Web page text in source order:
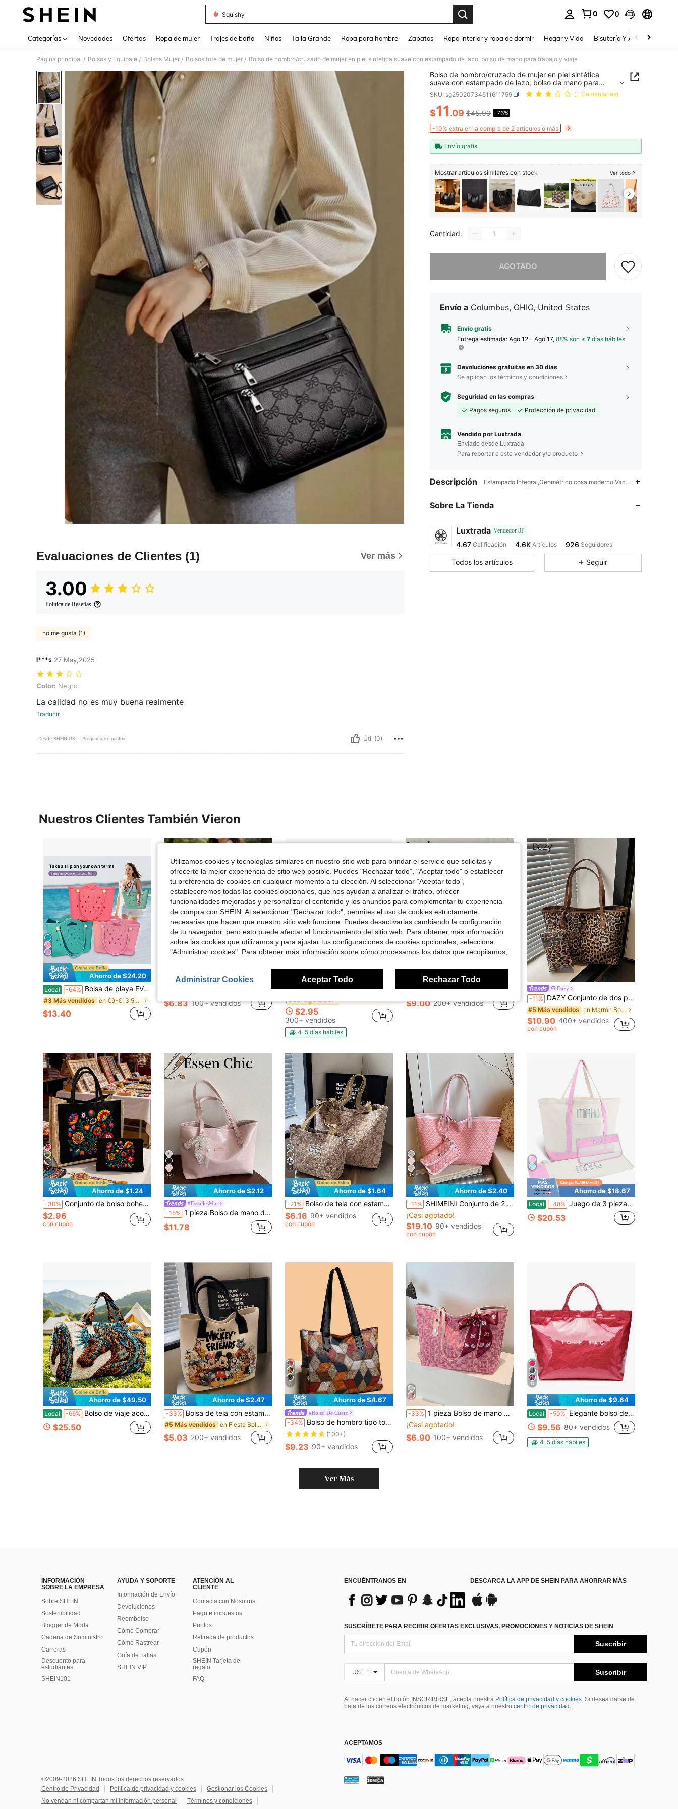
Squishy
0 0
Categorías Novedades Ofertas Ropa de mujer Trajes de baño Niños Talla Grande Ropa para hombre Zapatos Ropa interior y ropa de dormir Hogar y Vida Bisutería Y Accesorios
Página principal / Bolsos y Equipaje / Bolsos Mujer / Bolsos tote de mujer / Bolso de hombro/cruzado de mujer en piel sintética suave con estampado de lazo, bolso de mano para trabajo y viaje
Evaluaciones de Clientes (1) Ver más
3.00
Política de Reseñas
no me gusta (1)
l***s 27 May,2025
Color: Negro
Color: Negro
La calidad no es muy buena realmente
Traducir
Desde SHEIN US Programa de puntos Útil (0)
Bolso de hombro/cruzado de mujer en piel sintética
suave con estampado de lazo, bolso de mano para
trabajo y viaje
SKU: sg25020734511611759 (1 Comentarios)
PRICE AND AVAILABILITY
$11.09 $45.99 -76%
-10% extra en la compra de 2 artículos o más
Envío gratis
Mostrar artículos similares con stock Ver todo
Cantidad:
AGOTADO
Lo sentimos, este producto está agotado.
Envío a Columbus, OHIO, United States
Envío gratis
Entrega estimada: Ago 12 - Ago 17, 88% son ≤ 7 días hábiles
Devoluciones gratuitas en 30 días
Se aplican los términos y condiciones
Seguridad en las compras
Pagos seguros
Protección de privacidad
Vendido por Luxtrada
Enviado desde Luxtrada
Para reportar a este vendedor y/o producto
Descripción Estampado Integral,Geométrico,cosa,moderno,Vacación,De
Sobre La Tienda
Luxtrada Vendedor 3P
4.67
4.67
Calificación 4.6K
b***9pagó Hace 1 día
4.67
Todos los artículos Seguir
Nuestros Clientes También Vieron
Ahorro de $24.20
Local -64% Bolsa de playa EVA 2025, pequeña y moderna bolsa cuadrada, impermeable, con agujeros de EVA, estilo americano, bolsa de almacenamiento para mujer, regalo perfecto para hombres y mujeres.
#3 Más vendidos en €9-€13.50 Bolsos tote de mujer
$13.40
Ahorro de $3.37
$6.83 100+ vendidos
Local -45% 2026 Bolsa de playa grande de malla para mujer, a prueba de arena, con bolsillos con cremallera y fondo anti-arena para vacaciones, esenciales de verano, piscina y viajes (Caqui)
#5 Más vendidos
#5 Más vendidos en 40%-50% off Bolsos tote de mujer
¡Casi agotado!
#5 Más vendidos en 40%-50% off Bolsos tote de mujer
¡Casi agotado!
#5 Más vendidos en 40%-50% off Bolsos tote de mujer
¡Casi agotado!
$2.95
300+ vendidos
4-5 días hábiles
Ahorro de $1.10
-11% Bolso de mano elegante clásico, bolso de tote para mujer, material de alta calidad, regalo del Día de San Valentín
$9.00 200+ vendidos
Dazy
-11% DAZY Conjunto de dos piezas de bolsos de mujer de gran capacidad con estampado de leopardo, bolsos de hombro de PU retro de moda, adecuados para estudiantes universitarias, principiantes y familias de cuello blanco, apropiados para la oficina, la universidad, el trabajo, los negocios, los desplazamientos, al aire libre, los viajes, las salidas, bolso de mujer con estampado de guepardo y estampado de leopardo
#5 Más vendidos en Marrón Bolsos De Mano Para Mujer
$10.90 400+ vendidos
con cupón
7
Ahorro de $1.24
-30% Conjunto de bolso bohemio con estampado floral, conjunto de bolso y cartera de mujer, decoración minimalista, estilo de impresión mexicana que incluye bolso de tela y monedero, bolso de mujer de gran capacidad con estilo de arte europeo oriental, bolsa de almacenamiento de cosméticos, bolso de tela grande y minimalista, bolsa de compras casual portátil, bolsa de compras multifuncional. Pequeño regalo para la escuela, el campus y los viajes, el Día de la Madre, el Día de San Valentín
$2.96
con cupón
20
Ahorro de $2.12
#DetallesMar
-15% 1 pieza Bolso de mano de unicolor de PU con decoración de perla rosa, bolso de hombro de gran capacidad para mujer, nueva llegada de primavera
$11.78
5
Ahorro de $1.64
-21% Bolso de tela con estampado floral vintage (grande/pequeño), bolso de mano de lona con estampado floral, bolso de hombro portátil de almacenamiento para ir al trabajo, bolso de lona con flores, bolso de estudiante de gran capacidad, bolso multiusos bordado con flores
$6.16 90+ vendidos
con cupón
17
Ahorro de $2.40
-11% SHIMEINI Conjunto de 2 piezas 2026 Nuevo Moda Europea y Americana Monograma Colorblock Bolso Tote de Gran Capacidad Bolso de Viaje Bolso de Compras Adecuado para Uso Diario de Mujeres Mochila Estudiante Regreso a Clases Vacaciones Viaje Festivo Citas Regalo
¡Casi agotado!
$19.10 90+ vendidos
con cupón
Ahorro de $18.67
Local -48% Juego de 3 piezas de bolsas de lona vacías para Mahjong, bordadas, con diseño de juego de Mahjong americano, incluye bolsa para fichas, soportes y empujadores. Bolsas con cordón ajustable.
$20.53
Ahorro de $49.50
Local -66% Bolso de viaje acolchado con bordado de caballo boho, bolso de gran capacidad con patrón de tótem vintage para camping, fin de semana y almacenamiento al aire libre
$25.50
Ahorro de $2.47
-33% Bolsa de tela con estampado de Stitch de Disney de dibujos animados lindos para volver a la escuela, material de lona adecuado para compras diarias y reuniones de mujeres, bolsa de estilo casual
#5 Más vendidos en Fiesta Bolsos De Mano Para Mujer
$5.03 200+ vendidos
8
Ahorro de $4.67
#Bolso De Cuero
-34% Bolso de hombro tipo tote de PU de color para mujer, bolsa literaria de compras y de libros para mujeres o estudiantes, perfecto para libros, compras y talla grande
(100+)
$9.23 90+ vendidos
-33% 1 pieza Bolso de mano de mujer de gran capacidad con decoración de letra floral vintage blanca de metal y PU
¡Casi agotado!
$6.90 100+ vendidos
11
Ahorro de $9.64
Local -50% Elegante bolso de PVC para mujer: un bolso elegante y moderno que realza tu estilo.
$9.56 80+ vendidos
4-5 días hábiles
Ver Más
INFORMACIÓN
SOBRE LA EMPRESA
Sobre SHEIN
Sostenibilidad
Blogger de Moda
Cadena de Suministro
Carreras
Descuento para
estudiantes
SHEIN101
AYUDA Y SOPORTE
Información de Envío
Devoluciones
Reembolso
Cómo Comprar
Cómo Rastrear
Guía de Tallas
SHEIN VIP
ATENCIÓN AL
CLIENTE
Contacta con Nosotros
Pago e impuestos
Puntos
Retirada de productos
Cupón
SHEIN Tarjeta de
regalo
FAQ
ENCUÉNTRANOS EN DESCARCA LA APP DE SHEIN PARA AHORRAR MÁS
SUSCRÍBETE PARA RECIBIR OFERTAS EXCLUSIVAS, PROMOCIONES Y NOTICIAS DE SHEIN
Suscribir
US + 1 Suscribir
Al hacer clic en el botón INSCRIBIRSE, acepta nuestra Política de privacidad y cookies Si desea darse de
baja de los correos electrónicos de marketing, vaya a nuestro centro de privacidad .
ACEPTAMOS
©2009-2026 SHEIN Todos los derechos reservados
Centro de Privacidad
Política de privacidad y cookies
Gestionar los Cookies
No vendan ni compartan mi información personal
Términos y condiciones
Utilizamos cookies y tecnologías similares en nuestro sitio web para brindar el servicio que solicitas y
ofrecerte la mejor experiencia de sitio web posible. Puedes "Rechazar todo", "Aceptar todo" o establecer
tu preferencia de cookies en cualquier momento a tu elección. Al seleccionar "Aceptar todo",
estableceremos todas las cookies opcionales, que nos ayudan a analizar el tráfico, ofrecer
funcionalidades mejoradas y personalizar el contenido y los anuncios para complementar tu experiencia
de compra con SHEIN. Al seleccionar "Rechazar todo", permites el uso de cookies estrictamente
necesarias que hacen que nuestro sitio web funcione. Puedes desactivarlas cambiando la configuración
de tu navegador, pero esto puede afectar el funcionamiento del sitio web. Para obtener más información
sobre las cookies que utilizamos y para ajustar tus configuraciones de cookies opcionales, selecciona
"Administrar cookies". Para obtener más información sobre cómo procesamos los datos que recopilamos,
Administrar Cookies Aceptar Todo Rechazar Todo